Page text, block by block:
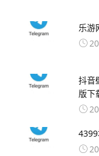
乐游
抖音
版下